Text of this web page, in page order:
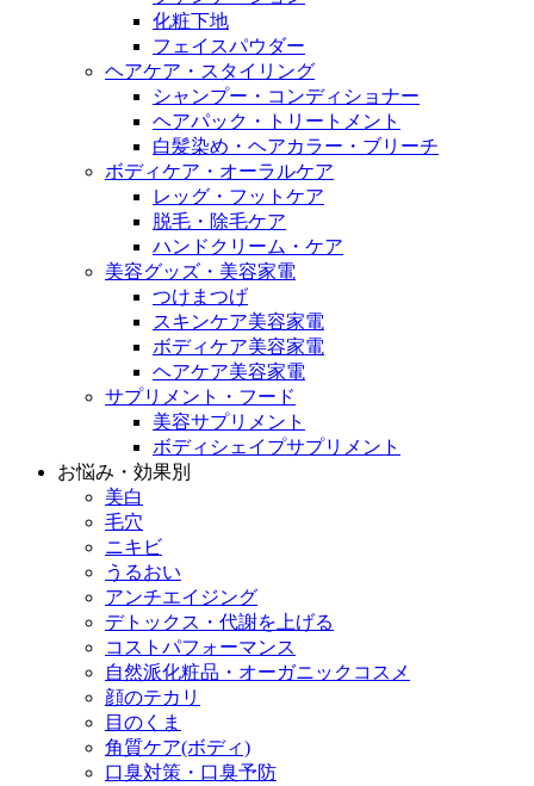
化粧下地
フェイスパウダー
ヘアケア・スタイリング
シャンプー・コンディショナー
ヘアパック・トリートメント
白髪染め・ヘアカラー・ブリーチ
ボディケア・オーラルケア
レッグ・フットケア
脱毛・除毛ケア
ハンドクリーム・ケア
美容グッズ・美容家電
つけまつげ
スキンケア美容家電
ボディケア美容家電
ヘアケア美容家電
サプリメント・フード
美容サプリメント
ボディシェイプサプリメント
お悩み・効果別
美白
毛穴
ニキビ
うるおい
アンチエイジング
デトックス・代謝を上げる
コストパフォーマンス
自然派化粧品・オーガニックコスメ
顔のテカリ
目のくま
角質ケア(ボディ)
口臭対策・口臭予防